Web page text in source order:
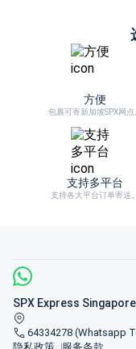
方便
包裹可寄新加坡SPX网点
支持多平台
支持各大平台订单寄送。
SPX Express Singapore
64334278 (Whatsapp
隐私政策
服务条款